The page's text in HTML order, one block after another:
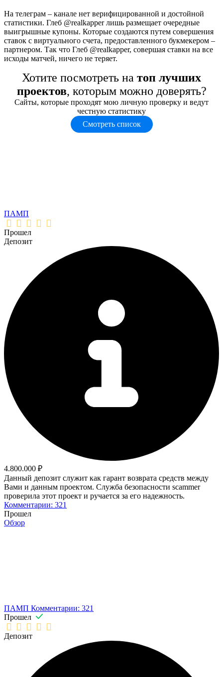
На телеграм – канале нет верифицированной и достойной
статистики. Глеб @realkapper лишь размещает очередные
выигрышные купоны. Которые создаются путем совершения
ставок с виртуального счета, предоставленного букмекером –
партнером. Так что Глеб @realkapper, совершая ставки на все
исходы матчей, ничего не теряет.
Хотите посмотреть на топ лучших
проектов, которым можно доверять?
Сайты, которые проходят мою личную проверку и ведут
честную статистику
Смотреть список
ПАМП
Прошел
Депозит
4.800.000 ₽
Данный депозит служит как гарант возврата средств между
Вами и данным проектом. Служба безопасности scammer
проверила этот проект и ручается за его надежность.
Комментарии: 321
Прошел
Обзор
ПАМП Комментарии: 321
Прошел
Депозит